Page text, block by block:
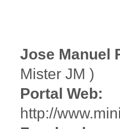
Jose Manuel
Mister JM )
Portal Web:
http://